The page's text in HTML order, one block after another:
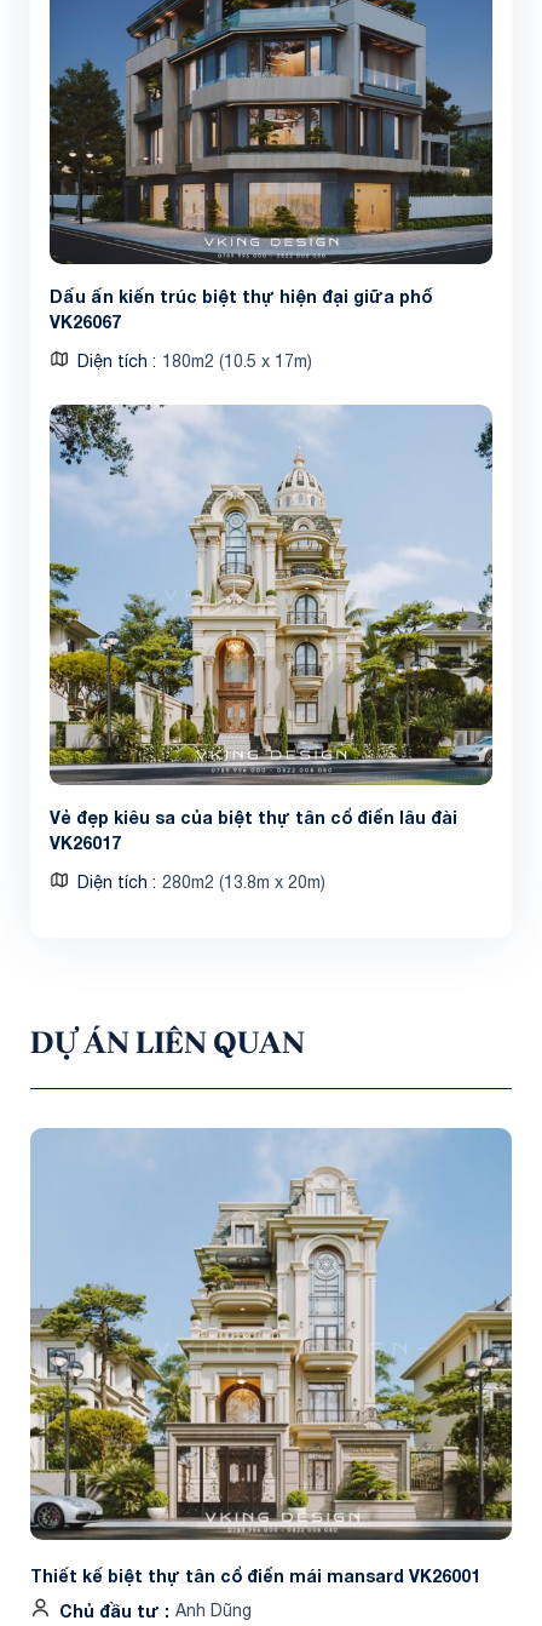
Dấu ấn kiến trúc biệt thự hiện đại giữa phố
VK26067
Diện tích 180m2 (10.5 x 17m)
Vẻ đẹp kiêu sa của biệt thự tân cổ điển lâu đài
VK26017
Diện tích 280m2 (13.8m x 20m)
DỰ ÁN LIÊN QUAN
Thiết kế biệt thự tân cổ điển mái mansard VK26001
Chủ đầu tư
Anh Dũng